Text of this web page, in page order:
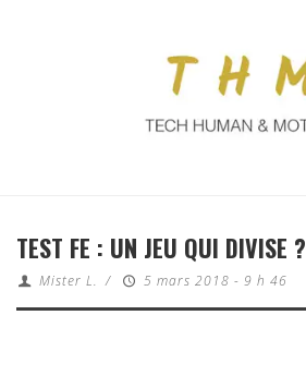
TEST FE : UN JEU QUI DIVISE ?
Mister L. / 5 mars 2018 - 9 h 46